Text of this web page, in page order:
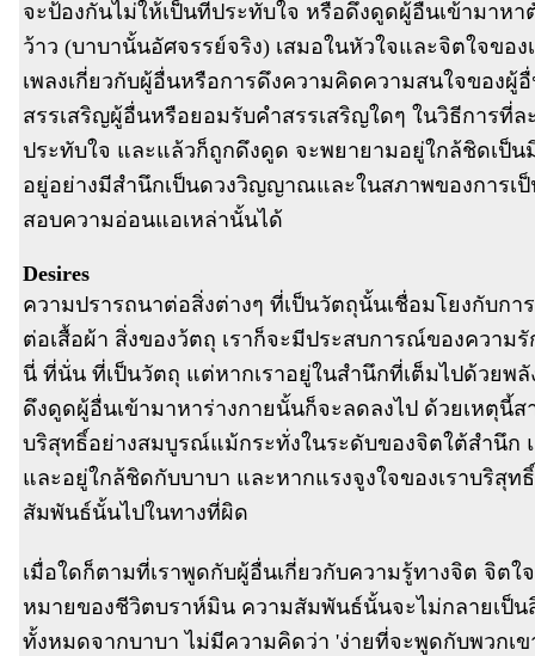
จะป้องกันไม่ให้เป็นที่ประทับใจ หรือดึงดูดผู้อื่นเข้ามาหาตั
ว้าว (บาบานั้นอัศจรรย์จริง) เสมอในหัวใจและจิตใจขอ
เพลงเกี่ยวกับผู้อื่นหรือการดึงความคิดความสนใจของผู้
สรรเสริญผู้อื่นหรือยอมรับคำสรรเสริญใดๆ ในวิธีการที่
ประทับใจ และแล้วก็ถูกดึงดูด จะพยายามอยู่ใกล้ชิดเป็
อยู่อย่างมีสำนึกเป็นดวงวิญญาณและในสภาพของการเ
สอบความอ่อนแอเหล่านั้นได้
Desires
ความปรารถนาต่อสิ่งต่างๆ ที่เป็นวัตถุนั้นเชื่อมโยงกับก
ต่อเสื้อผ้า สิ่งของว้ตถุ เราก็จะมีประสบการณ์ของความ
นี่ ที่นั่น ที่เป็นวัตถุ แต่หากเราอยู่ในสำนึกที่เต็มไปด้วยพ
ดึงดูดผู้อื่นเข้ามาหาร่างกายนั้นก็จะลดลงไป ด้วยเหตุนี้
บริสุทธิ์อย่างสมบูรณ์แม้กระทั่งในระดับของจิตใต้สำนึก
และอยู่ใกล้ชิดกับบาบา และหากแรงจูงใจของเราบริสุ
สัมพันธ์นั้นไปในทางที่ผิด
เมื่อใดก็ตามที่เราพูดกับผู้อื่นเกี่ยวกับความรู้ทางจิต จิต
หมายของชีวิตบราห์มิน ความสัมพันธ์นั้นจะไม่กลายเป็น
ทั้งหมดจากบาบา ไม่มีความคิดว่า 'ง่ายที่จะพูดกับพวกเข